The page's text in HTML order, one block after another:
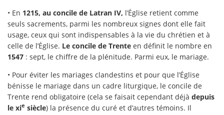
• En 1215, au concile de Latran IV, l’Église retient comme
seuls sacrements, parmi les nombreux signes dont elle fait
usage, ceux qui sont indispensables à la vie du chrétien et à
celle de l’Église. Le concile de Trente en définit le nombre en
1547 : sept, le chiffre de la plénitude. Parmi eux, le mariage.
• Pour éviter les mariages clandestins et pour que l’Église
bénisse le mariage dans un cadre liturgique, le concile de
Trente rend obligatoire (cela se faisait cependant déjà depuis
le xie siècle) la présence du curé et d’autres témoins. Il